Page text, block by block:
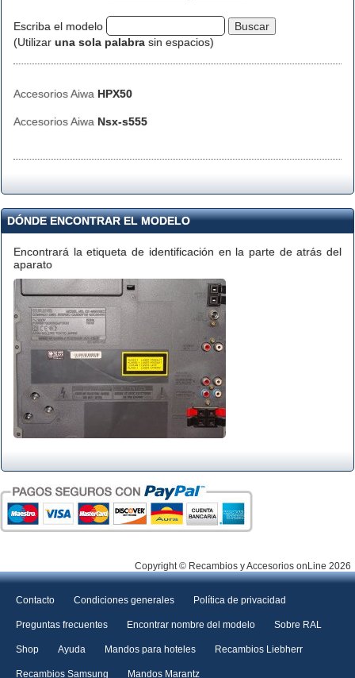
Escriba el modelo
(Utilizar una sola palabra sin espacios)
Accesorios Aiwa HPX50
Accesorios Aiwa Nsx-s555
DÓNDE ENCONTRAR EL MODELO
Encontrará la etiqueta de identificación en la parte de atrás del
aparato
Copyright © Recambios y Accesorios onLine 2026
Contacto Condiciones generales Política de privacidad
Preguntas frecuentes Encontrar nombre del modelo Sobre RAL
Shop Ayuda Mandos para hoteles Recambios Liebherr
Recambios Samsung Mandos Marantz